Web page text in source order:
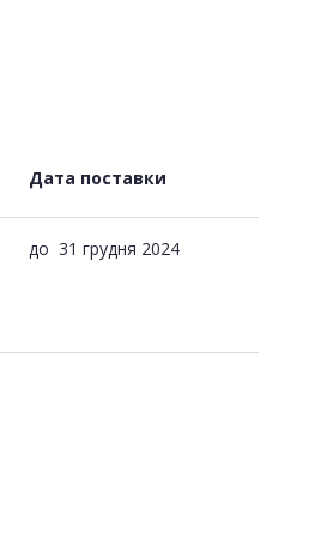
Дата поставки
до 31 грудня 2024